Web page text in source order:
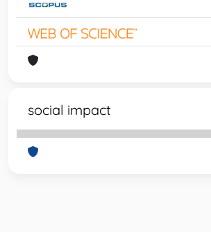
social impact